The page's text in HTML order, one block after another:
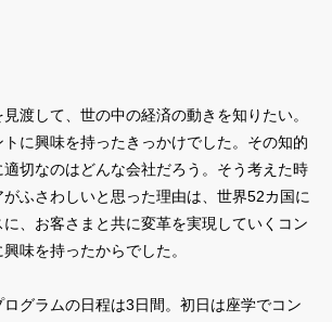
渡して、世の中の経済の動きを知りたい。
に興味を持ったきっかけでした。その知的
切なのはどんな会社だろう。そう考えた時
ふさわしいと思った理由は、世界52カ国に
、お客さまと共に変革を実現していくコン
味を持ったからでした。
グラムの日程は3日間。初日は座学でコン